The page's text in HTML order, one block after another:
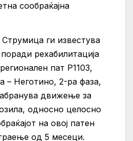
сообраќајна
ги известува
рехабилитација
пат Р1103,
– Неготино, 2-ра фаза,
движење за
односно целосно
на овој патен
од 5 месеци.